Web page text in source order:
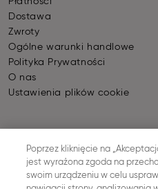
Dostawa
Zwroty
Ogólne warunki handlowe
Polityka Prywatności
O nas
Ustawienia plików cookie
Poprzez kliknięcie na
jest wyrażona zgoda na
swoim urządzeniu w celu